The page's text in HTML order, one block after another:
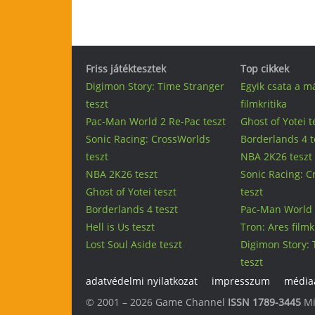
Friss játéktesztek
Digimon Story: Time Stranger
teszt
Pac-Man World 2 Re-Pac teszt
Sonic Racing: CrossWorlds
teszt
NBA 2K26 teszt
Ghost of Yotei teszt
Borderlands 4 teszt
Hell is Us teszt
Lost Soul Aside teszt
Top cikkek
Egyik csata a
filmkritika
Ghost of Yotei
Borderlands 4
NBA 2K26 teszt
Sonic Racing:
teszt
Pac-Man World
Tron: Ares
Digimon Story:
teszt
adatvédelmi nyilatkozat impresszum
© 2001 – 2026 Game Channel ISSN 1789-3445